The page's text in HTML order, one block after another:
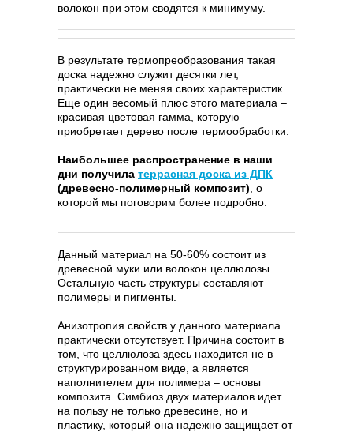
волокон при этом сводятся к минимуму.
В результате термопреобразования такая
доска надежно служит десятки лет,
практически не меняя своих характеристик.
Еще один весомый плюс этого материала –
красивая цветовая гамма, которую
приобретает дерево после термообработки.
Наибольшее распространение в наши
дни получила террасная доска из ДПК
(древесно-полимерный композит) , о
которой мы поговорим более подробно.
Данный материал на 50-60% состоит из
древесной муки или волокон целлюлозы.
Остальную часть структуры составляют
полимеры и пигменты.
Анизотропия свойств у данного материала
практически отсутствует. Причина состоит в
том, что целлюлоза здесь находится не в
структурированном виде, а является
наполнителем для полимера – основы
композита. Симбиоз двух материалов идет
на пользу не только древесине, но и
пластику, который она надежно защищает от